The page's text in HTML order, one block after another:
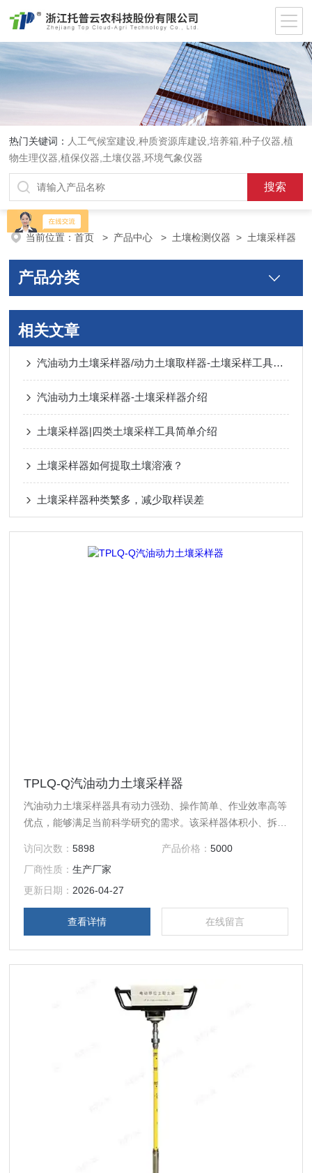
热门关键词： 人工气候室建设,种质资源库建设,培养箱,种子仪器,植
物生理仪器,植保仪器,土壤仪器,环境气象仪器
当前位置：首页 > 产品中心 > 土壤检测仪器 > 土壤采样器
产品分类
相关文章
汽油动力土壤采样器/动力土壤取样器-土壤采样工具介绍
汽油动力土壤采样器-土壤采样器介绍
土壤采样器|四类土壤采样工具简单介绍
土壤采样器如何提取土壤溶液？
土壤采样器种类繁多，减少取样误差
TPLQ-Q汽油动力土壤采样器
汽油动力土壤采样器具有动力强劲、操作简单、作业效率高等
优点，能够满足当前科学研究的需求。该采样器体积小、拆卸
样人员的劳动力。
访问次数：5898 产品价格： 5000
厂商性质：生产厂家
更新日期： 2026-04-27
查看详情 在线留言